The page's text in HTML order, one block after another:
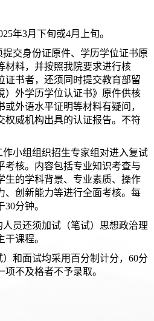
年3月下旬或4月上旬。
交身份证原件、学历学位证书原
材料，并按照我院要求进行核
证书者，还须同时提交教育部留
）外学历学位认证书》原件供核
外语水平证明等材料有疑问，
权威机构出具的认证报告。不符
小组组织招生专家组对进入复试
考核。内容包括专业知识考查与
生的学科背景、专业素质、操作
、创新能力等进行全面考核。每
分钟。
员还须加试（笔试）思想政治理
课程。
和面试均采用百分制计分，60分
不及格者不予录取。